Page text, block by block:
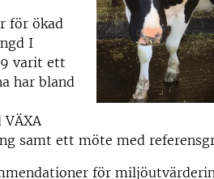
för ökad
I
varit ett
har bland
samt ett möte med
för